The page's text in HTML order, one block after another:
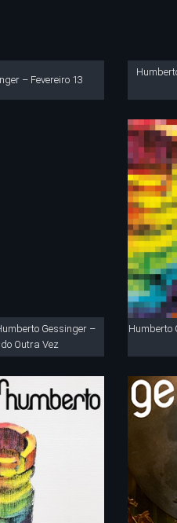
– Fevereiro 13
Gessinger –
Outra Vez
Humberto